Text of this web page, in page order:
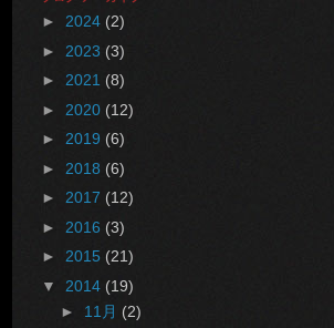
► 2024 (2)
► 2023 (3)
► 2021 (8)
► 2020 (12)
► 2019 (6)
► 2018 (6)
► 2017 (12)
► 2016 (3)
► 2015 (21)
▼ 2014 (19)
► 11月 (2)